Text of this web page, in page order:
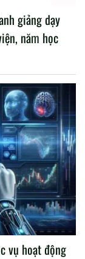
giảng dạy
năm học
vụ hoạt động